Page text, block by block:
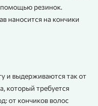
помощью резинок.
наносится на кончики
и выдерживаются так от
который требуется
от кончиков волос